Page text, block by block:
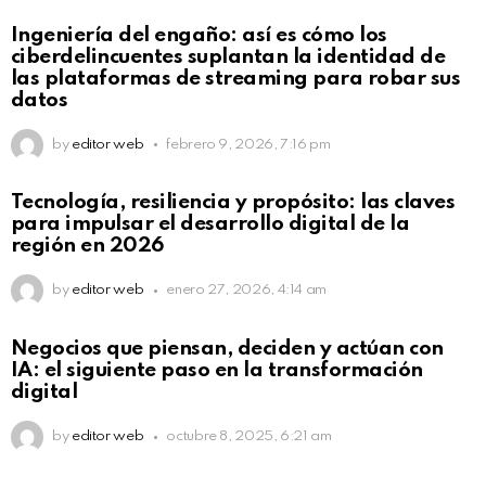
Click to view this post
Ingeniería del engaño: así es cómo los
ciberdelincuentes suplantan la identidad de
las plataformas de streaming para robar sus
datos
by editor web febrero 9, 2026, 7:16 pm
Not Safe For Work
Click to view this post
Tecnología, resiliencia y propósito: las claves
para impulsar el desarrollo digital de la
región en 2026
by editor web enero 27, 2026, 4:14 am
Click to view this post
Negocios que piensan, deciden y actúan con
IA: el siguiente paso en la transformación
digital
by editor web octubre 8, 2025, 6:21 am